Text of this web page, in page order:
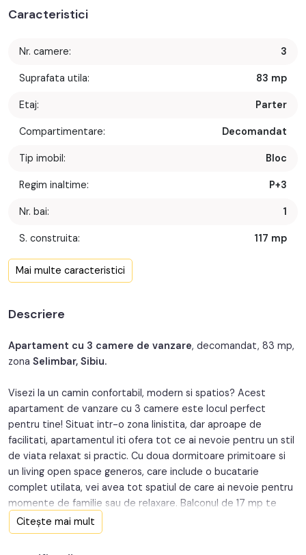
Caracteristici
Nr. camere: 3
Suprafata utila: 83 mp
Etaj: Parter
Compartimentare: Decomandat
Tip imobil: Bloc
Regim inaltime: P+3
Nr. bai: 1
S. construita: 117 mp
Confort:
Nr. balcoane:
Nr. parcari: 2
Structura: Beton
Mai multe caracteristici
Descriere
Apartament cu 3 camere de vanzare, decomandat, 83 mp,
zona Selimbar, Sibiu.
Visezi la un camin confortabil, modern si spatios? Acest
apartament de vanzare cu 3 camere este locul perfect
pentru tine! Situat intr-o zona linistita, dar aproape de
facilitati, apartamentul iti ofera tot ce ai nevoie pentru un stil
de viata relaxat si practic. Cu doua dormitoare primitoare si
un living open space generos, care include o bucatarie
complet utilata, vei avea tot spatiul de care ai nevoie pentru
momente de familie sau de relaxare. Balconul de 17 mp te
invita sa te bucuri de aerul curat si de privelistea din jur. In
plus, apartamentul vine cu 2 locuri de parcare, iar gradina
Citește mai mult